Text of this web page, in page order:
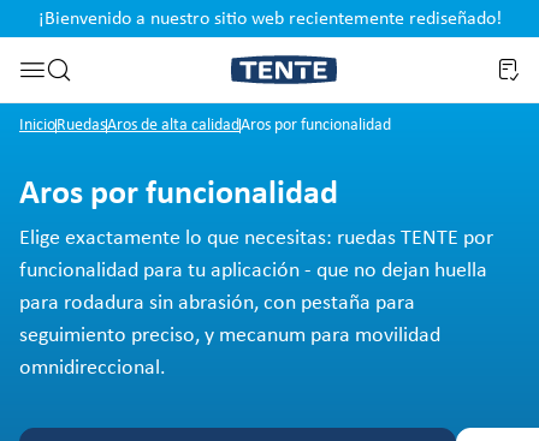
Saltar a la búsqueda
¡Bienvenido a nuestro sitio web recientemente rediseñado!
InicioRuedasAros de alta calidadAros por funcionalidad
Aros por funcionalidad
Elige exactamente lo que necesitas: ruedas TENTE por
funcionalidad para tu aplicación - que no dejan huella
para rodadura sin abrasión, con pestaña para
seguimiento preciso, y mecanum para movilidad
omnidireccional.